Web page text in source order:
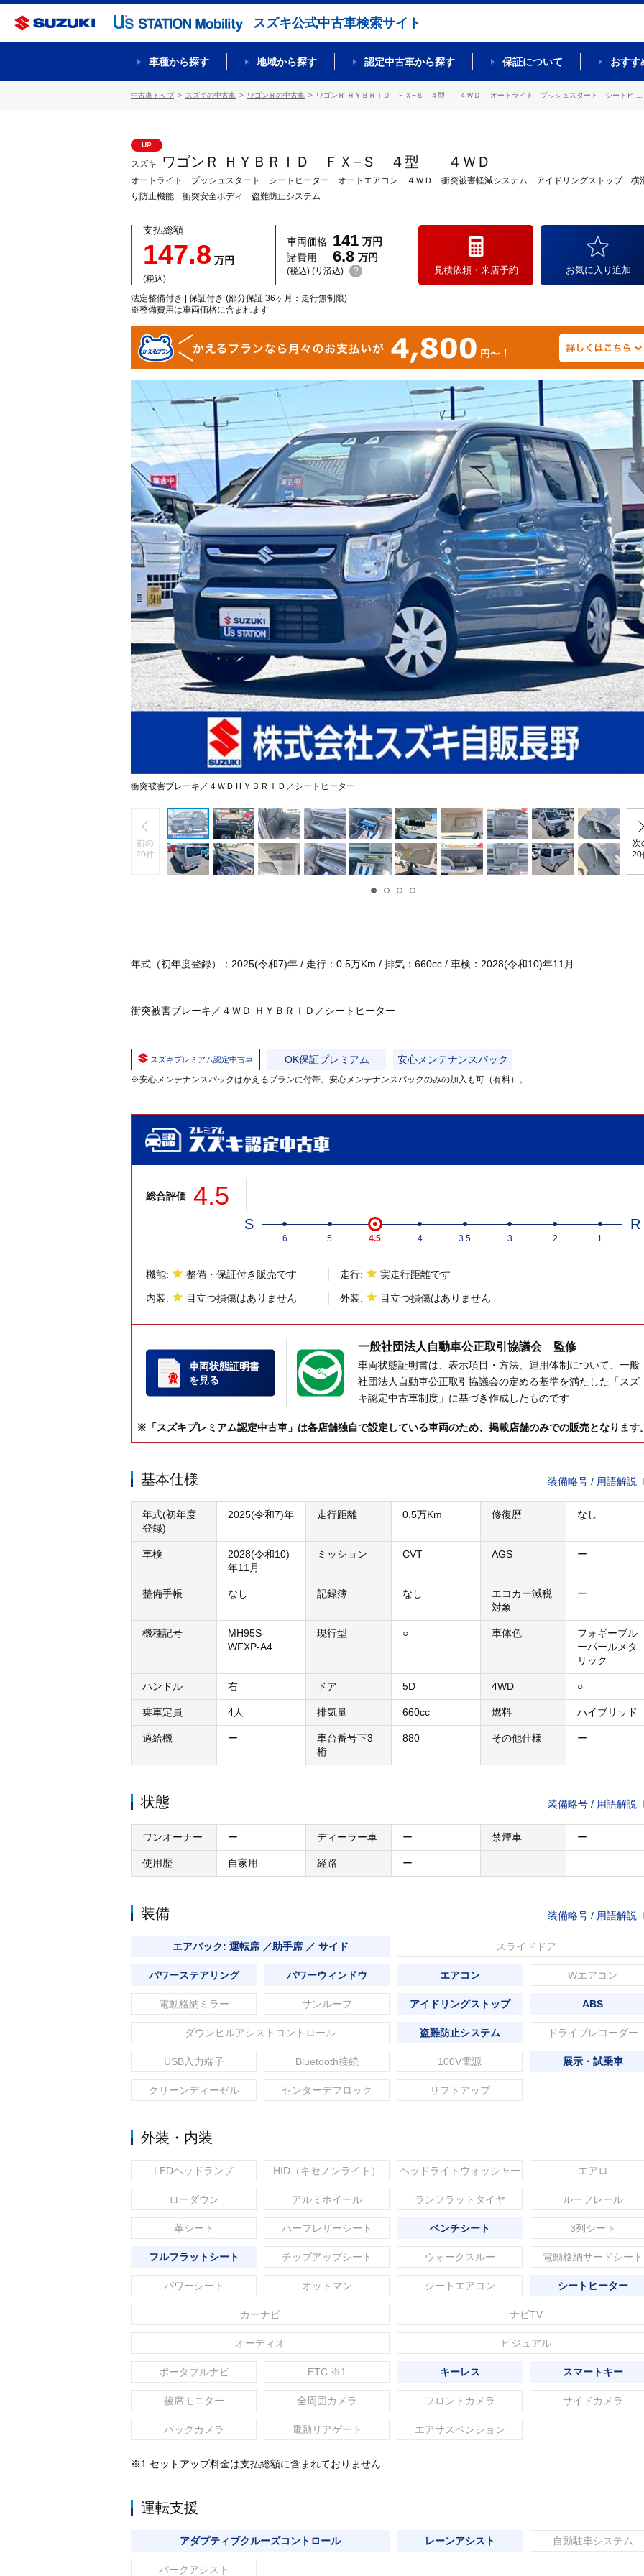
スズキ公式中古車検索サイト
車種から探す 地域から探す 認定中古車から探す 保証について おすす
中古車トップ スズキの中古車 ワゴンＲの中古車 ワゴンＲ ＨＹＢＲＩＤ ＦＸ−Ｓ ４型 ４ＷＤ オートライト プッシュスタート シートヒ ...
UP
スズキ ワゴンＲ ＨＹＢＲＩＤ ＦＸ−Ｓ ４型 ４ＷＤ
オートライト プッシュスタート シートヒーター オートエアコン ４ＷＤ 衝突被害軽減システム アイドリングストップ 横
り防止機能 衝突安全ボディ 盗難防止システム
支払総額
147.8 万円
(税込)
車両価格 141 万円
諸費用
6.8 万円
(税込) (リ済込) ?
法定整備付き | 保証付き (部分保証 36ヶ月：走行無制限)
※整備費用は車両価格に含まれます
見積依頼・来店予約 お気に入り追加
衝突被害ブレーキ／４ＷＤＨＹＢＲＩＤ／シートヒーター
前の
20件
次
20
年式（初年度登録）：2025(令和7)年 / 走行：0.5万Km / 排気：660cc / 車検：2028(令和10)年11月
衝突被害ブレーキ／４ＷＤ ＨＹＢＲＩＤ／シートヒーター
スズキプレミアム認定中古車 OK保証プレミアム 安心メンテナンスパック
※安心メンテナンスパックはかえるプランに付帯。安心メンテナンスパックのみの加入も可（有料）。
総合評価 4.5
S R
6 5 4.5 4 3.5 3 2 1
機能: 整備・保証付き販売です 走行: 実走行距離です
内装: 目立つ損傷はありません 外装: 目立つ損傷はありません
車両状態証明書
を見る
一般社団法人 自動車公正取引協議会 監修
車両状態証明書は、表示項目・方法、運用体制について、一般
社団法人自動車公正取引協議会の定める基準を満たした「スズ
キ認定中古車制度」に基づき作成したものです
※「スズキプレミアム認定中古車」は各店舗独自で設定している車両のため、掲載店舗のみでの販売となります
基本仕様 装備略号 / 用語解説
年式(初年度
登録)
2025(令和7)年 走行距離 0.5万Km 修復歴 なし
車検
2028(令和10)
年11月
ミッション CVT AGS ー
整備手帳 なし 記録簿 なし
エコカー減税
対象
ー
機種記号
MH95S-
WFXP-A4
現行型 ○ 車体色
フォギーブル
ーパールメタ
リック
ハンドル 右 ドア 5D 4WD ○
乗車定員 4人 排気量 660cc 燃料 ハイブリッド
過給機 ー
車台番号下3
桁
880 その他仕様 ー
状態 装備略号 / 用語解説
ワンオーナー ー ディーラー車 ー 禁煙車 ー
使用歴 自家用 経路 ー
装備 装備略号 / 用語解説
エアバック: 運転席 ／助手席 ／ サイド スライドドア
パワーステアリング パワーウィンドウ エアコン Wエアコン
電動格納ミラー サンルーフ アイドリングストップ ABS
ダウンヒルアシストコントロール 盗難防止システム ドライブレコーダー
USB入力端子 Bluetooth接続 100V電源 展示・試乗車
クリーンディーゼル センターデフロック リフトアップ
外装・内装
LEDヘッドランプ HID（キセノンライト） ヘッドライトウォッシャー エアロ
ローダウン アルミホイール ランフラットタイヤ ルーフレール
革シート ハーフレザーシート ベンチシート 3列シート
フルフラットシート チップアップシート ウォークスルー 電動格納サードシート
パワーシート オットマン シートエアコン シートヒーター
カーナビ ナビTV
オーディオ ビジュアル
ポータブルナビ ETC ※1 キーレス スマートキー
後席モニター 全周囲カメラ フロントカメラ サイドカメラ
バックカメラ 電動リアゲート エアサスペンション
※1 セットアップ料金は支払総額に含まれておりません
運転支援
アダプティブクルーズコントロール レーンアシスト 自動駐車システム
パークアシスト